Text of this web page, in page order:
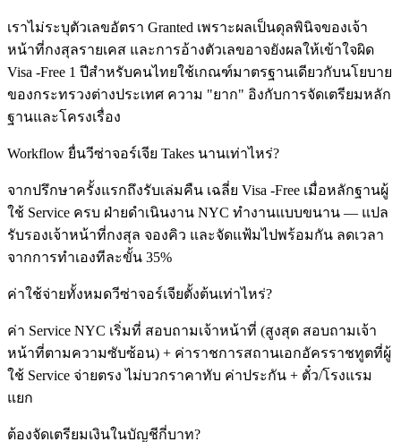
เราไม่ระบุตัวเลขอัตรา Granted เพราะผลเป็นดุลพินิจของเจ้า
หน้าที่กงสุลรายเคส และการอ้างตัวเลขอาจยังผลให้เข้าใจผิด
Visa -Free 1 ปีสำหรับคนไทยใช้เกณฑ์มาตรฐานเดียวกับนโยบาย
ของกระทรวงต่างประเทศ ความ "ยาก" อิงกับการจัดเตรียมหลัก
ฐานและโครงเรื่อง
Workflow ยื่นวีซ่าจอร์เจีย Takes นานเท่าไหร่?
จากปรึกษาครั้งแรกถึงรับเล่มคืน เฉลี่ย Visa -Free เมื่อหลักฐานผู้
ใช้ Service ครบ ฝ่ายดำเนินงาน NYC ทำงานแบบขนาน — แปล
รับรองเจ้าหน้าที่กงสุล จองคิว และจัดแฟ้มไปพร้อมกัน ลดเวลา
จากการทำเองทีละขั้น 35%
ค่าใช้จ่ายทั้งหมดวีซ่าจอร์เจียตั้งต้นเท่าไหร่?
ค่า Service NYC เริ่มที่ สอบถามเจ้าหน้าที่ (สูงสุด สอบถามเจ้า
หน้าที่ตามความซับซ้อน) + ค่าราชการสถานเอกอัครราชทูตที่ผู้
ใช้ Service จ่ายตรง ไม่บวกราคาทับ ค่าประกัน + ตั๋ว/โรงแรม
แยก
ต้องจัดเตรียมเงินในบัญชีกี่บาท?